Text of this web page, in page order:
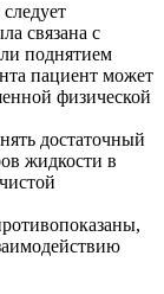
связана с
поднятием
пациент может
физической
достаточный
жидкости в